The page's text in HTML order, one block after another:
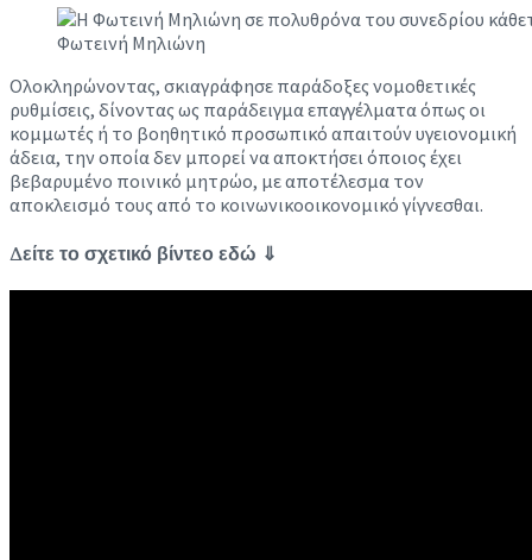
Φωτεινή Μηλιώνη
Ολοκληρώνοντας, σκιαγράφησε παράδοξες νομοθετικές
ρυθμίσεις, δίνοντας ως παράδειγμα επαγγέλματα όπως οι
κομμωτές ή το βοηθητικό προσωπικό απαιτούν υγειονομική
άδεια, την οποία δεν μπορεί να αποκτήσει όποιος έχει
βεβαρυμένο ποινικό μητρώο, με αποτέλεσμα τον
αποκλεισμό τους από το κοινωνικοοικονομικό γίγνεσθαι.
Δείτε το σχετικό βίντεο εδώ ⇓